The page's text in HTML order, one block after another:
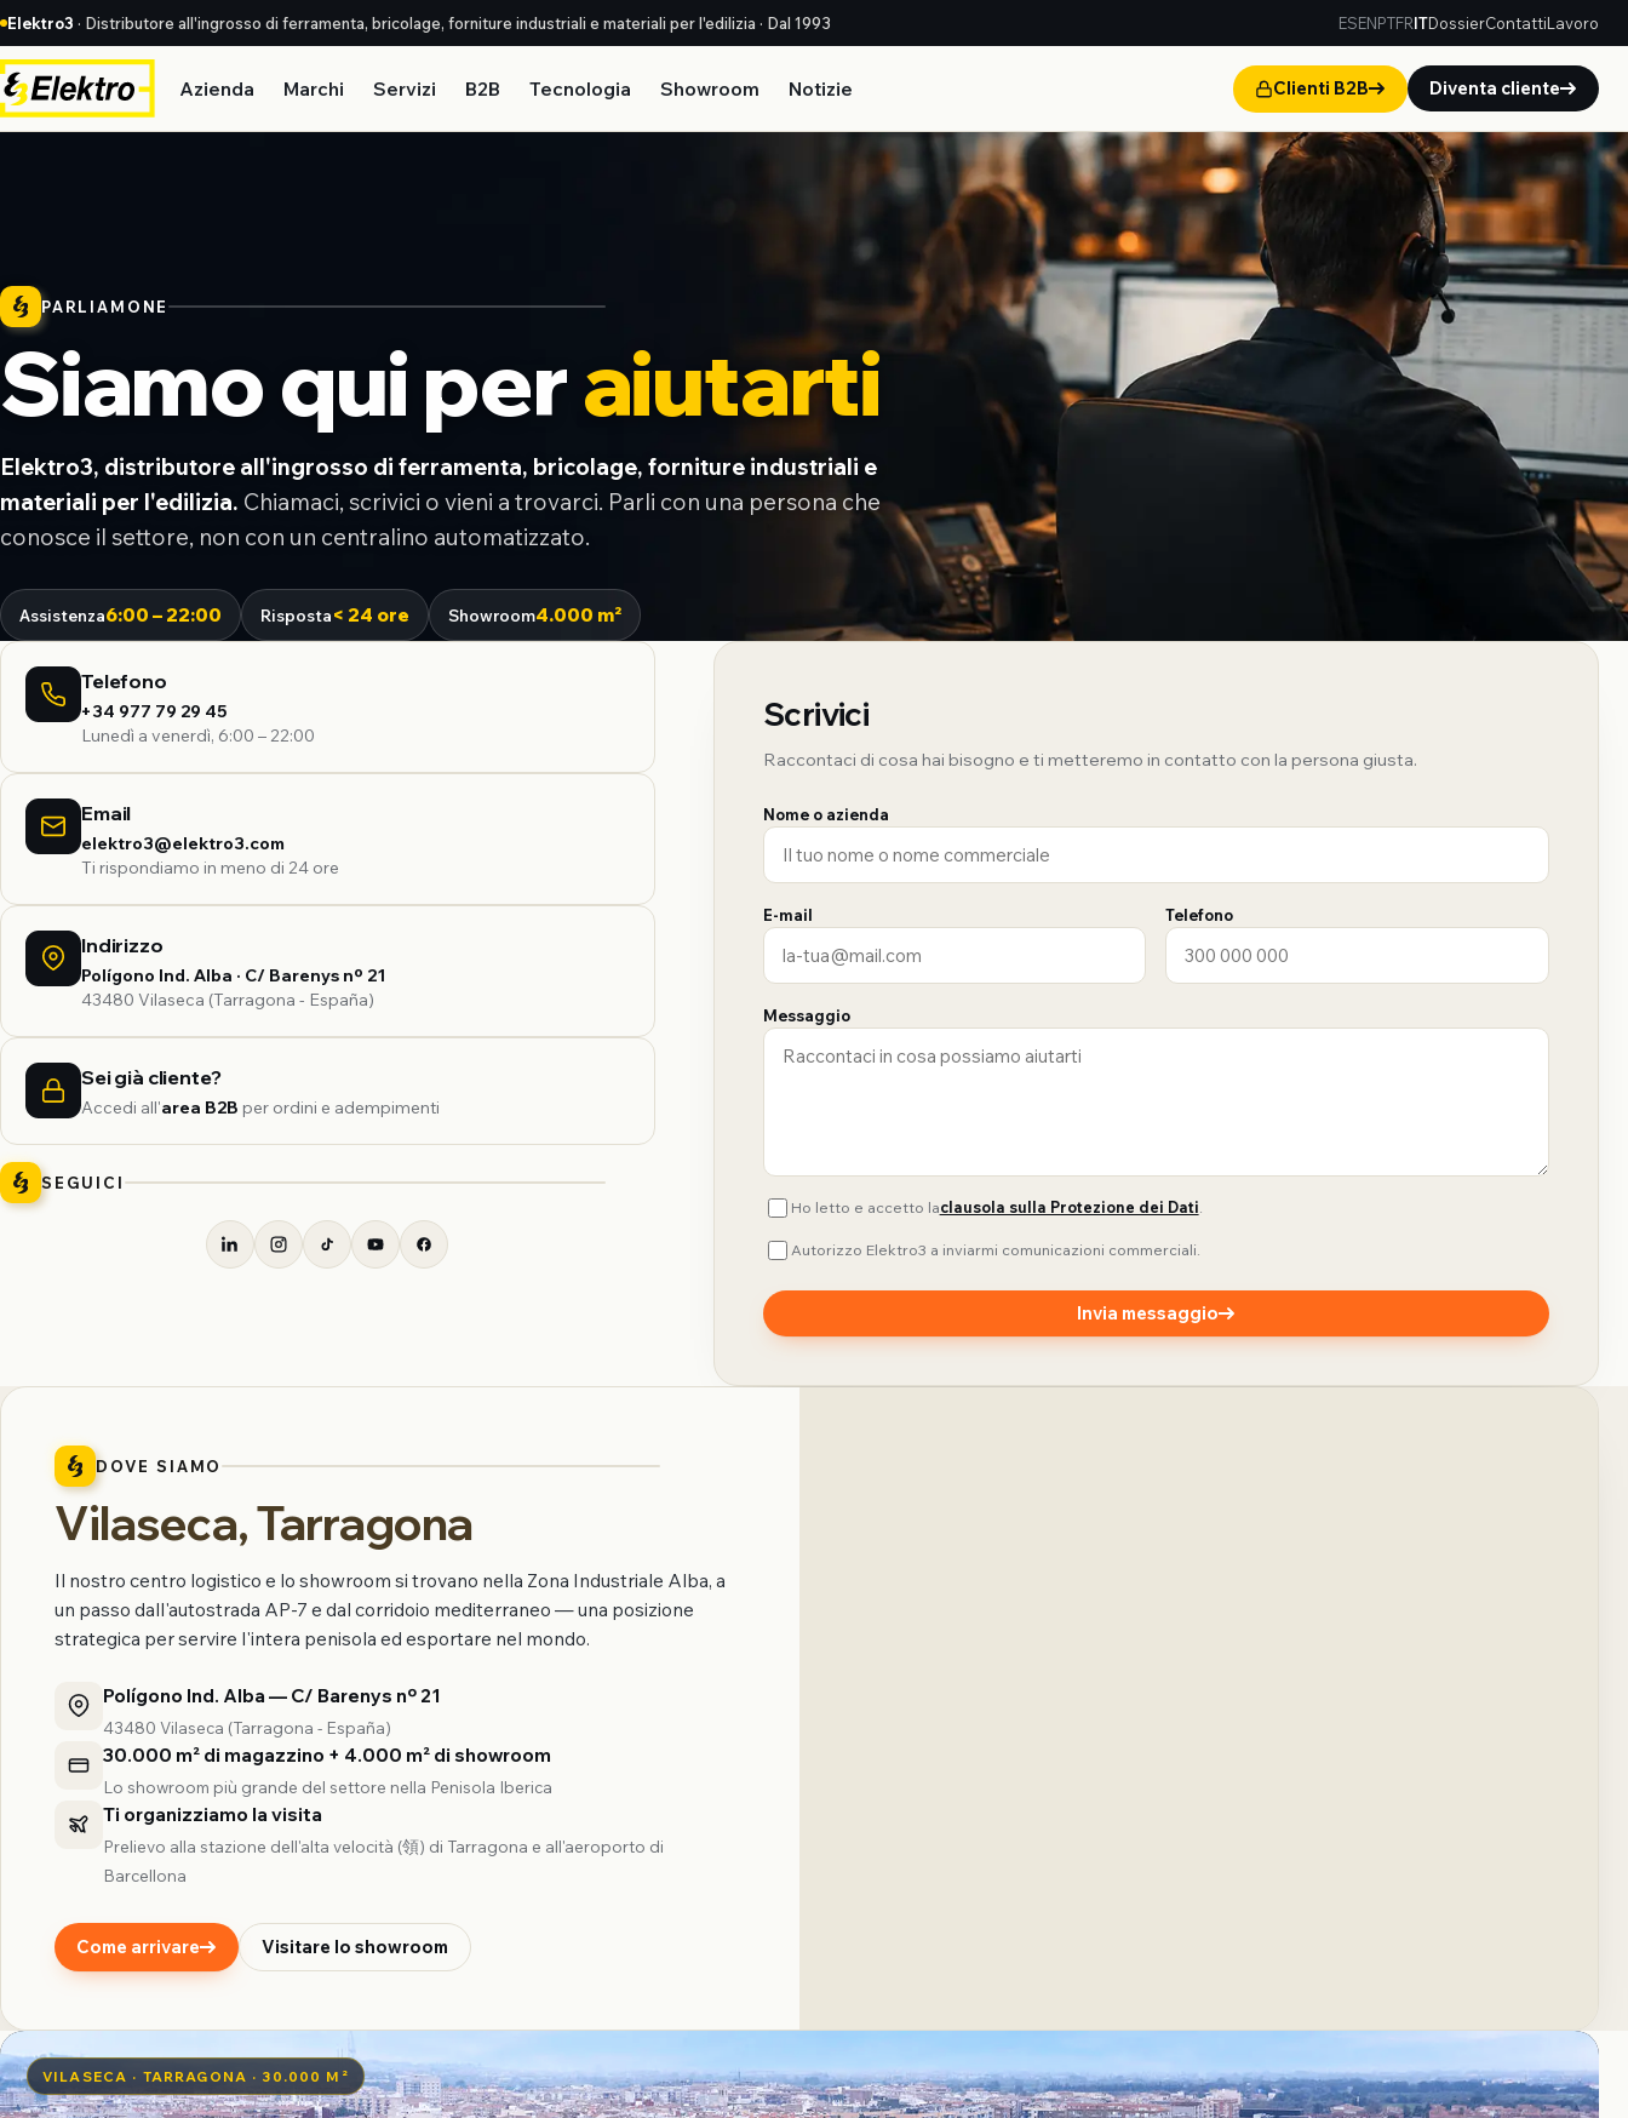
Elektro3 · Distributore all'ingrosso di ferramenta, bricolage, forniture industriali e materiali per l'edilizia · Dal 1993 ESENPTFRITDossierContattiLavoro
Azienda Marchi Servizi B2B Tecnologia Showroom Notizie Clienti B2B Diventa cliente
PARLIAMONE
Siamo qui peraiutarti
Elektro3, distributore all'ingrosso di ferramenta, bricolage, forniture industriali e
materiali per l'edilizia. Chiamaci, scrivici o vieni a trovarci. Parli con una persona che
conosce il settore, non con un centralino automatizzato.
Assistenza6:00 – 22:00 Risposta< 24 ore Showroom4.000 m²
Telefono
+34 977 79 29 45
Lunedì a venerdì, 6:00 – 22:00
Email
elektro3@elektro3.com
Ti rispondiamo in meno di 24 ore
Indirizzo
Polígono Ind. Alba · C/ Barenys nº 21
43480 Vilaseca (Tarragona - España)
Sei già cliente?
Accedi all'area B2B per ordini e adempimenti
SEGUICI
Scrivici
Raccontaci di cosa hai bisogno e ti metteremo in contatto con la persona giusta.
Nome o azienda
E-mail Telefono
Messaggio
Ho letto e accetto laclausola sulla Protezione dei Dati
Autorizzo Elektro3 a inviarmi comunicazioni commerciali.
Invia messaggio
DOVE SIAMO
Vilaseca, Tarragona
Il nostro centro logistico e lo showroom si trovano nella Zona Industriale Alba, a
un passo dall'autostrada AP-7 e dal corridoio mediterraneo — una posizione
strategica per servire l'intera penisola ed esportare nel mondo.
Polígono Ind. Alba — C/ Barenys nº 21
43480 Vilaseca (Tarragona - España)
30.000 m² di magazzino + 4.000 m² di showroom
Lo showroom più grande del settore nella Penisola Iberica
Ti organizziamo la visita
Prelievo alla stazione dell'alta velocità (領) di Tarragona e all'aeroporto di
Barcellona
Come arrivare Visitare lo showroom
VILASECA · TARRAGONA · 30.000 M²